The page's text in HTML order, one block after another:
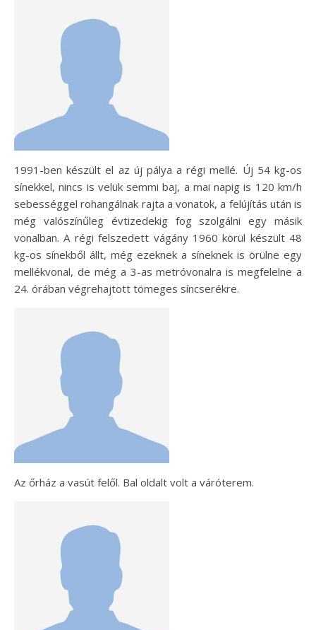
1991-ben készült el az új pálya a régi mellé. Új 54 kg-os
sínekkel, nincs is velük semmi baj, a mai napig is 120 km/h
sebességgel rohangálnak rajta a vonatok, a felújítás után is
még valószínűleg évtizedekig fog szolgálni egy másik
vonalban. A régi felszedett vágány 1960 körül készült 48
kg-os sínekből állt, még ezeknek a síneknek is örülne egy
mellékvonal, de még a 3-as metróvonalra is megfelelne a
24. órában végrehajtott tömeges síncserékre.
Az őrház a vasút felől. Bal oldalt volt a váróterem.